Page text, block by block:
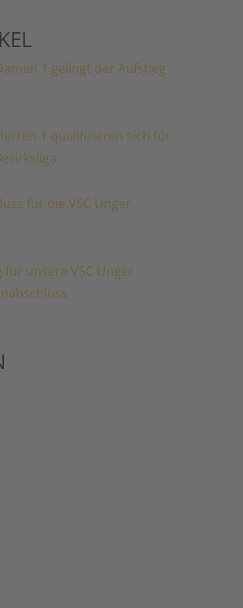
1 gelingt der Aufstieg
1 qualifizieren sich für
für die VSC Unger
für unsere VSC Unger